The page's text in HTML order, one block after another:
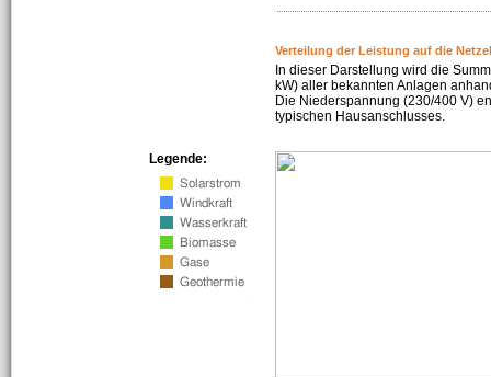
Verteilung der Leistung auf die
In dieser Darstellung wird die
kW) aller bekannten Anlagen
Die Niederspannung (230/400 V)
typischen Hausanschlusses.
Legende: